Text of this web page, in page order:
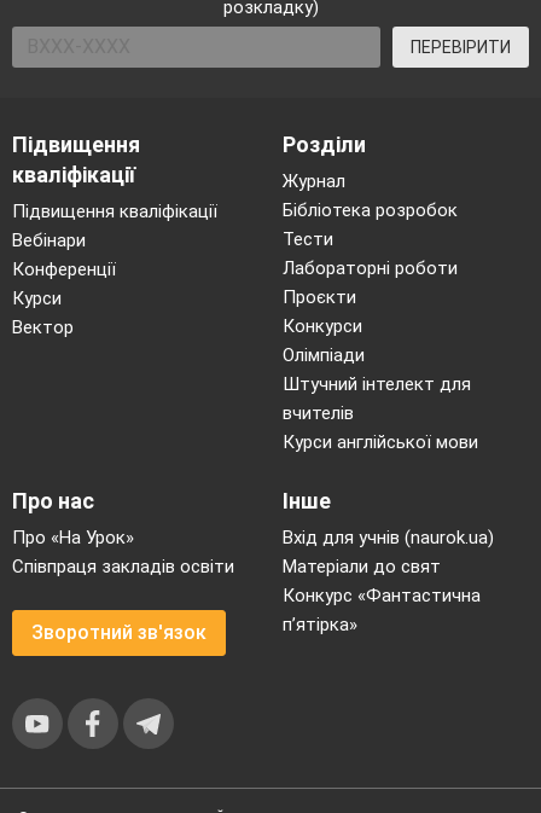
розкладку)
ПЕРЕВІРИТИ
Підвищення
кваліфікації
Підвищення кваліфікації
Вебінари
Конференції
Курси
Вектор
Розділи
Журнал
Бібліотека розробок
Тести
Лабораторні роботи
Проєкти
Конкурси
Олімпіади
Штучний інтелект для
вчителів
Курси англійської мови
Про нас
Про «На Урок»
Співпраця закладів освіти
Зворотний зв'язок
Інше
Вхід для учнів (naurok.ua)
Матеріали до свят
Конкурс «Фантастична
п’ятірка»